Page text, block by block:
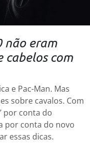
não eram
cabelos com
e Pac-Man. Mas
sobre cavalos. Com
por conta do
por conta do novo
essas dicas.